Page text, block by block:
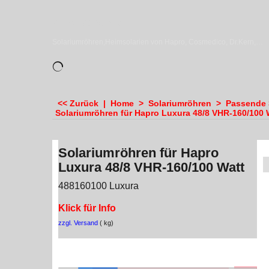
<< Zurück | Home > Solariumröhren >
Solariumröhren für Hapro Luxura 48/8 VHR-160/100
Solariumröhren für Hapro
Luxura 48/8 VHR-160/100 Watt
488160100 Luxura
Klick für Info
zzgl. Versand kg